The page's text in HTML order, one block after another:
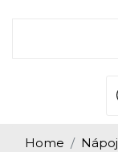
Home